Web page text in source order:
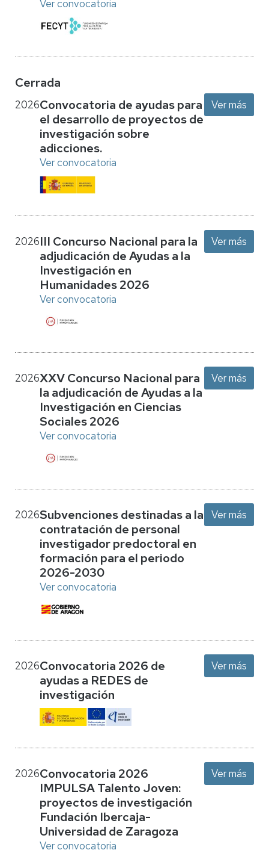
Ver convocatoria
Cerrada
2026Convocatoria de ayudas para
el desarrollo de proyectos de
investigación sobre
adicciones.
Ver convocatoria
Ver más
2026III Concurso Nacional para la
adjudicación de Ayudas a la
Investigación en
Humanidades 2026
Ver convocatoria
Ver más
2026XXV Concurso Nacional para
la adjudicación de Ayudas a la
Investigación en Ciencias
Sociales 2026
Ver convocatoria
Ver más
2026Subvenciones destinadas a la
contratación de personal
investigador predoctoral en
formación para el periodo
2026-2030
Ver convocatoria
Ver más
2026Convocatoria 2026 de
ayudas a REDES de
investigación
Ver más
2026Convocatoria 2026
IMPULSA Talento Joven:
proyectos de investigación
Fundación Ibercaja-
Universidad de Zaragoza
Ver convocatoria
Ver más